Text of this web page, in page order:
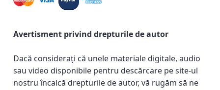
Avertisment privind drepturile de autor
Dacă considerați că unele materiale digitale, audio
sau video disponibile pentru descărcare pe site-ul
nostru încalcă drepturile de autor, vă rugăm să ne